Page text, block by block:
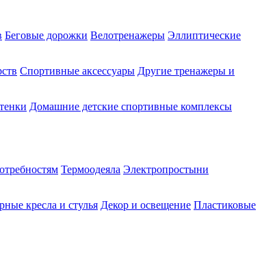
Беговые дорожки Велотренажеры Эллиптические
Спортивные аксессуары Другие тренажеры и
Домашние детские спортивные комплексы
Термоодеяла Электропростыни
кресла и стулья Декор и освещение Пластиковые